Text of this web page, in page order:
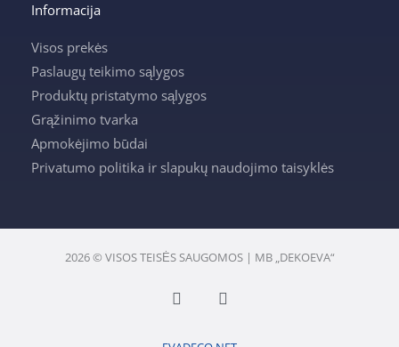
Informacija
Visos prekės
Paslaugų teikimo sąlygos
Produktų pristatymo sąlygos
Grąžinimo tvarka
Apmokėjimo būdai
Privatumo politika ir slapukų naudojimo taisyklės
2026 © VISOS TEISĖS SAUGOMOS | MB „DEKOEVA“
F I